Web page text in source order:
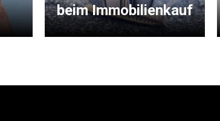
beim Immobilien­kauf